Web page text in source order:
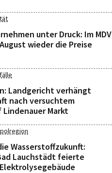
unter Druck: Im MDV
wieder die Preise
Landgericht verhängt
nach versuchtem
Markt
Wasserstoffzukunft:
Lauchstädt feierte